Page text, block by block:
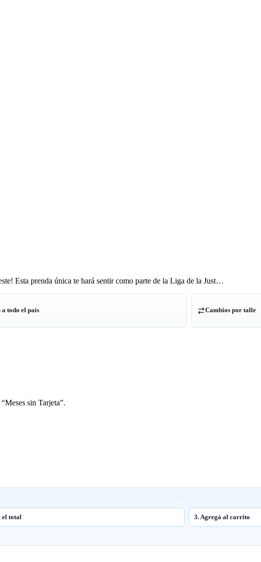
Esta prenda única te hará sentir como parte de la Liga de la Just…
a todo el país Cambios por talle
sin Tarjeta”.
el total 3. Agregá al carrito